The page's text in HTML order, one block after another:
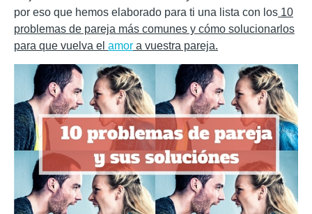
por eso que hemos elaborado para ti una lista con los 10
problemas de pareja más comunes y cómo solucionarlos
para que vuelva el amor a vuestra pareja.